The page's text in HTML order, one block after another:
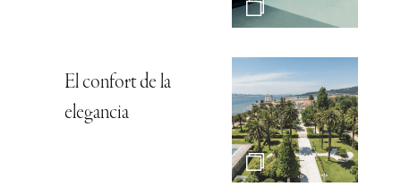
El confort de la
elegancia